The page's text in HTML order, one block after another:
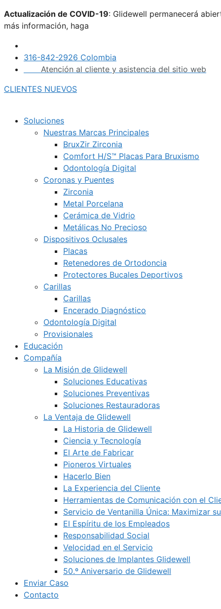
Saltar
al
Actualización de COVID-19: Glidewell permanecerá
más información, haga
316-842-2926 Colombia
Atención al cliente y asistencia del sitio web
CLIENTES NUEVOS
Soluciones
Nuestras Marcas Principales
BruxZir Zirconia
Comfort H/S™ Placas Para Bruxismo
Odontología Digital
Coronas y Puentes
Zirconia
Metal Porcelana
Cerámica de Vidrio
Metálicas No Precioso
Dispositivos Oclusales
Placas
Retenedores de Ortodoncia
Protectores Bucales Deportivos
Carillas
Carillas
Encerado Diagnóstico
Odontología Digital
Provisionales
Educación
Compañía
La Misión de Glidewell
Soluciones Educativas
Soluciones Preventivas
Soluciones Restauradoras
La Ventaja de Glidewell
La Historia de Glidewell
Ciencia y Tecnología
El Arte de Fabricar
Pioneros Virtuales
Hacerlo Bien
La Experiencia del Cliente
Herramientas de Comunicación con el
Servicio de Ventanilla Única: Maximizar
El Espíritu de los Empleados
Responsabilidad Social
Velocidad en el Servicio
Soluciones de Implantes Glidewell
50.º Aniversario de Glidewell
Enviar Caso
Contacto